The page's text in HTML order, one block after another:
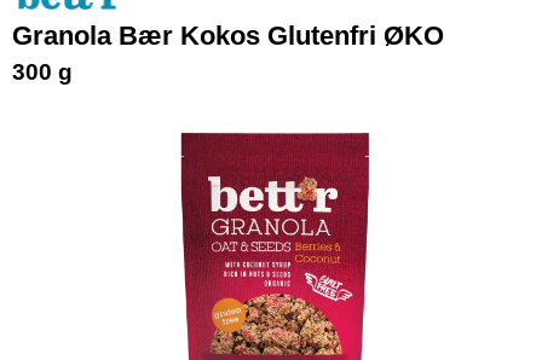
Granola Bær Kokos Glutenfri ØKO
300 g